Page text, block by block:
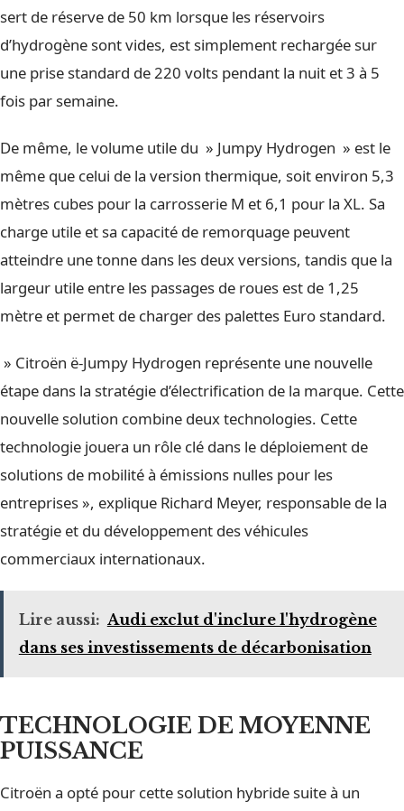
sert de réserve de 50 km lorsque les réservoirs
d’hydrogène sont vides, est simplement rechargée sur
une prise standard de 220 volts pendant la nuit et 3 à 5
fois par semaine.
De même, le volume utile du » Jumpy Hydrogen » est le
même que celui de la version thermique, soit environ 5,3
mètres cubes pour la carrosserie M et 6,1 pour la XL. Sa
charge utile et sa capacité de remorquage peuvent
atteindre une tonne dans les deux versions, tandis que la
largeur utile entre les passages de roues est de 1,25
mètre et permet de charger des palettes Euro standard.
» Citroën ë-Jumpy Hydrogen représente une nouvelle
étape dans la stratégie d’électrification de la marque. Cette
nouvelle solution combine deux technologies. Cette
technologie jouera un rôle clé dans le déploiement de
solutions de mobilité à émissions nulles pour les
entreprises », explique Richard Meyer, responsable de la
stratégie et du développement des véhicules
commerciaux internationaux.
Lire aussi: Audi exclut d'inclure l'hydrogène
dans ses investissements de décarbonisation
TECHNOLOGIE DE MOYENNE
PUISSANCE
Citroën a opté pour cette solution hybride suite à un